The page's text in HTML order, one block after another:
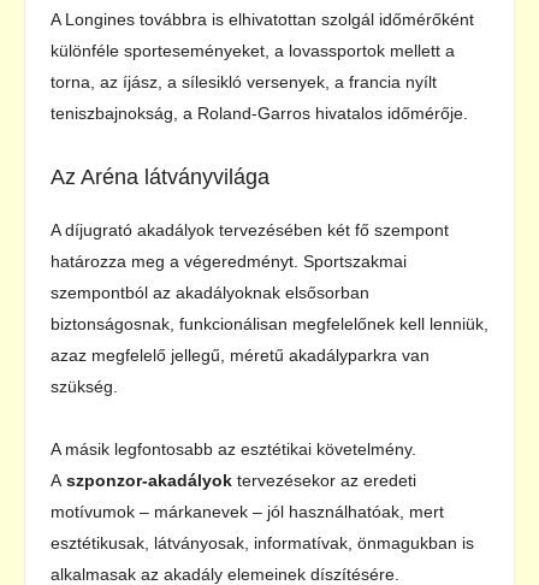
A Longines továbbra is elhivatottan szolgál időmérőként
különféle sporteseményeket, a lovassportok mellett a
torna, az íjász, a sílesikló versenyek, a francia nyílt
teniszbajnokság, a Roland-Garros hivatalos időmérője.
Az Aréna látványvilága
A díjugrató akadályok tervezésében két fő szempont
határozza meg a végeredményt. Sportszakmai
szempontból az akadályoknak elsősorban
biztonságosnak, funkcionálisan megfelelőnek kell lenniük,
azaz megfelelő jellegű, méretű akadályparkra van
szükség.
A másik legfontosabb az esztétikai követelmény.
A szponzor-akadályok tervezésekor az eredeti
motívumok – márkanevek – jól használhatóak, mert
esztétikusak, látványosak, informatívak, önmagukban is
alkalmasak az akadály elemeinek díszítésére.